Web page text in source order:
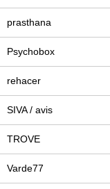
prasthana
Psychobox
rehacer
SIVA / avis
TROVE
Varde77